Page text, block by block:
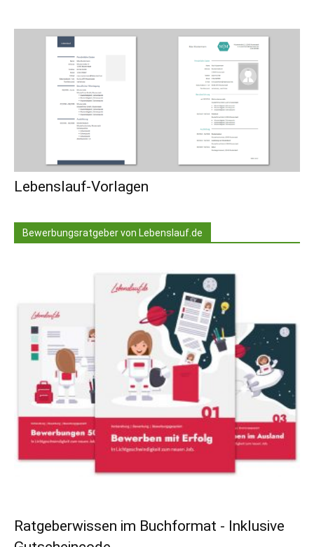
Lebenslauf-Vorlagen
Bewerbungsratgeber von Lebenslauf.de
Ratgeberwissen im Buchformat - Inklusive